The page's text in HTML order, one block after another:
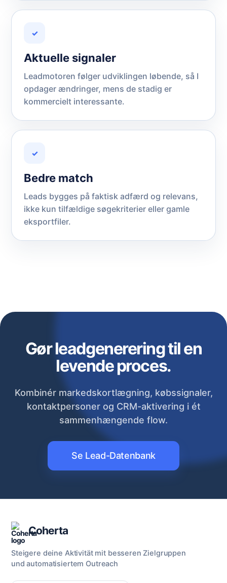
✓
Aktuelle signaler
Leadmotoren følger udviklingen løbende, så I
opdager ændringer, mens de stadig er
kommercielt interessante.
✓
Bedre match
Leads bygges på faktisk adfærd og relevans,
ikke kun tilfældige søgekriterier eller gamle
eksportfiler.
Gør leadgenerering til en
levende proces.
Kombinér markedskortlægning, købssignaler,
kontaktpersoner og CRM-aktivering i ét
sammenhængende flow.
Se Lead-Datenbank
Coherta
Steigere deine Aktivität mit besseren Zielgruppen
und automatisiertem Outreach